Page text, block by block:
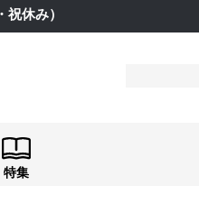
休み）
特集